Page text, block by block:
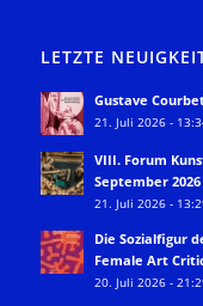
LETZTE
Gustave
21. Juli 2026 -
VIII. Forum
September 2026
21. Juli 2026 -
Die Sozialfigur
Female Art
20. Juli 2026 -